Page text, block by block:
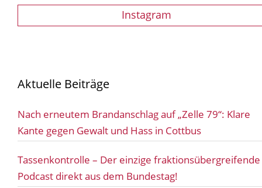
Instagram
Aktuelle Beiträge
Nach erneutem Brandanschlag auf „Zelle 79“: Klare
Kante gegen Gewalt und Hass in Cottbus
Tassenkontrolle – Der einzige fraktionsübergreifende
Podcast direkt aus dem Bundestag!